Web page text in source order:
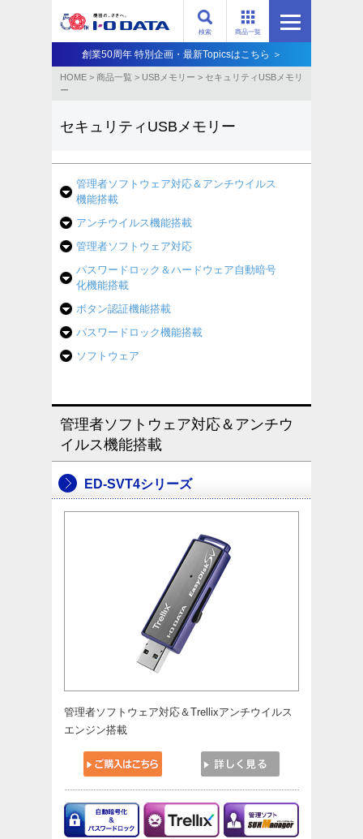
商品一覧
検索
創業50周年 特別企画・最新Topicsはこちら ＞
HOME > 商品一覧 > USBメモリー > セキュリティUSBメモリ
ー
セキュリティUSBメモリー
管理者ソフトウェア対応＆アンチウイルス
機能搭載
アンチウイルス機能搭載
管理者ソフトウェア対応
パスワードロック＆ハードウェア自動暗号
化機能搭載
ボタン認証機能搭載
パスワードロック機能搭載
ソフトウェア
管理者ソフトウェア対応＆アンチウ
イルス機能搭載
ED-SVT4シリーズ
管理者ソフトウェア対応＆Trellixアンチウイルス
エンジン搭載